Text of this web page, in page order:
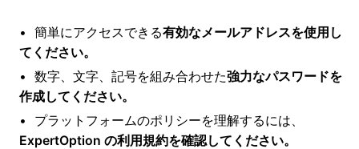
簡単にアクセスできる有効なメールアドレスを使用し
てください。
数字、文字、記号を組み合わせた強力なパスワードを
作成してください。
プラットフォームのポリシーを理解するには、
ExpertOption の利用規約を確認してください。